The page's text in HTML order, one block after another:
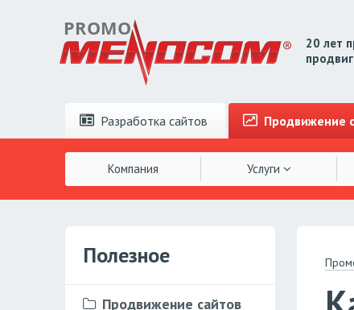
20 лет
Разработкасайтов Продвижение
Компания Услуги
Полезное
Продвижение сайтов